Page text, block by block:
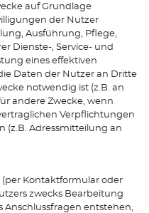
auf Grundlage
der Nutzer
Ausführung, Pflege,
Dienste-, Service- und
eines effektiven
Daten der Nutzer an Dritte
notwendig ist (z.B. an
andere Zwecke, wenn
Verpflichtungen
(z.B. Adressmitteilung an
Kontaktformular oder
zwecks Bearbeitung
Anschlussfragen entstehen,